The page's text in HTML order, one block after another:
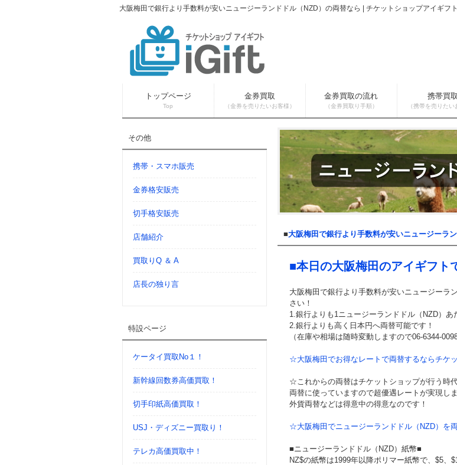
大阪梅田で銀行より手数料が安いニュージーランドドル（NZD）の両替なら | チケットショップアイギフト
トップページ
Top
金券買取
（金券を売りたいお客様）
金券買取の流れ
（金券買取り手順）
携帯買取
（携帯を売りたい
■大阪梅田で銀行より手数料が安いニュージーラ
■本日の大阪梅田のアイギフト
大阪梅田で銀行より手数料が安いニュージーラ
さい！
1.銀行よりも1ニュージーランドドル（NZD）あ
2.銀行よりも高く日本円へ両替可能です！
（在庫や相場は随時変動しますので06-6344-
☆大阪梅田でお得なレートで両替するならチケ
☆これからの両替はチケットショップが行う時
両替に使っていますので超優遇レートが実現し
外貨両替などは得意中の得意なのです！
☆大阪梅田でニュージーランドドル（NZD）を
■ニュージーランドドル（NZD）紙幣■
NZ$の紙幣は1999年以降ポリマー紙幣で、$5、
その他
携帯・スマホ販売
金券格安販売
切手格安販売
店舗紹介
買取りQ ＆ A
店長の独り言
特設ページ
ケータイ買取No１！
新幹線回数券高価買取！
切手印紙高価買取！
USJ・ディズニー買取り！
テレカ高価買取中！